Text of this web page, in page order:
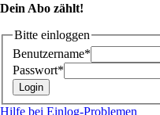
Dein Abo zählt!
Bitte einloggen
Benutzername*
Passwort*
Hilfe bei Einlog-Problemen